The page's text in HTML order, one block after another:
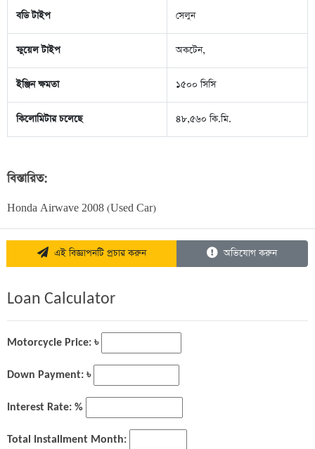
বডি টাইপ সেলুন
ফুয়েল টাইপ অকটেন,
ইঞ্জিন ক্ষমতা ১৫০০ সিসি
কিলোমিটার চলেছে ৪৮,৫৬০ কি.মি.
বিস্তারিত:
Honda Airwave 2008 (Used Car)
এই বিজ্ঞাপনটি প্রচার করুন অভিযোগ করুন
Loan Calculator
Motorcycle Price: ৳
Down Payment: ৳
Interest Rate: %
Total Installment Month: